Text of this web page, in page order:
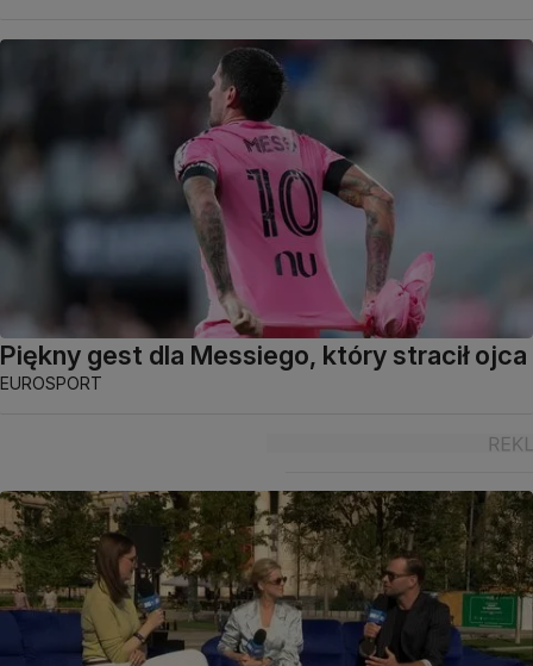
Piękny gest dla Messiego, który stracił ojca
EUROSPORT